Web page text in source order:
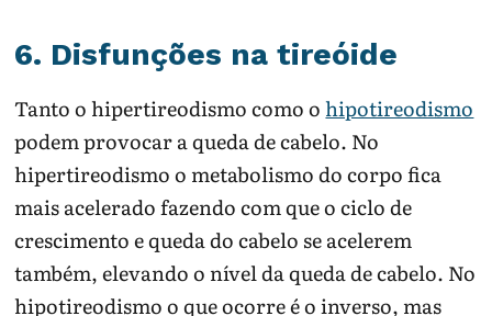
6. Disfunções na tireóide
Tanto o hipertireodismo como ohipotireodismo
podem provocar a queda de cabelo. No
hipertireodismo o metabolismo do corpo fica
mais acelerado fazendo com que o ciclo de
crescimento e queda do cabelo se acelerem
também, elevando o nível da queda de cabelo. No
hipotireodismo o que ocorre é o inverso, mas